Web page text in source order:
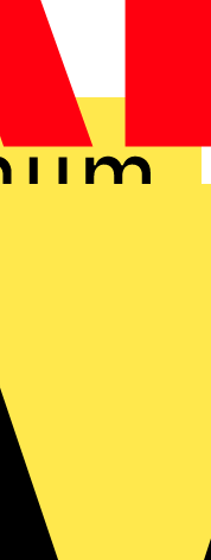
zu Branchennews,
– alles auf einer